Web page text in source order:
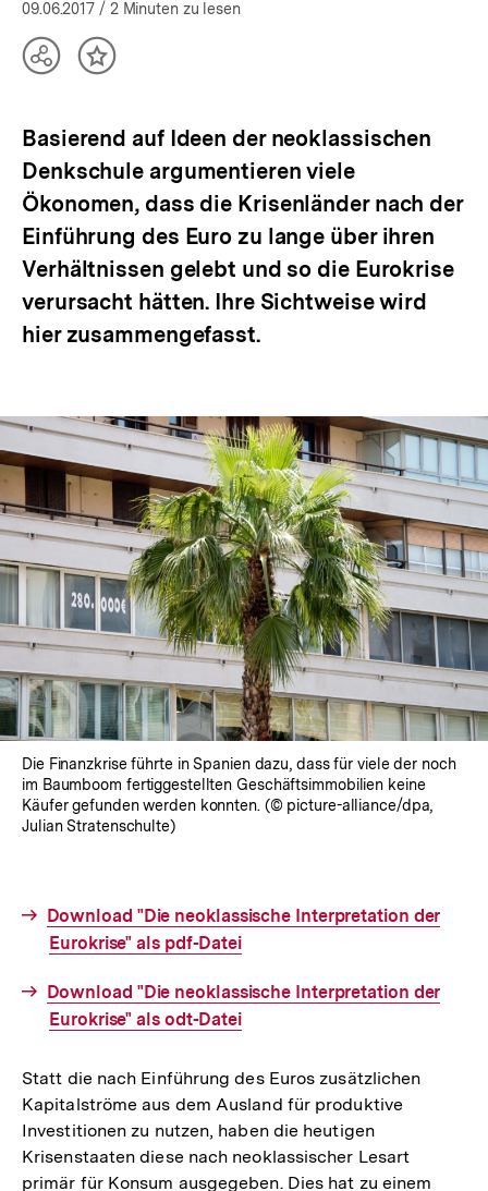
öffnen
09.06.2017 / 2 Minuten zu lesen
TeilenInhalt
Basierend auf Ideen der neoklassischen
Denkschule argumentieren viele
Ökonomen, dass die Krisenländer nach der
Einführung des Euro zu lange über ihren
Verhältnissen gelebt und so die Eurokrise
verursacht hätten. Ihre Sichtweise wird
hier zusammengefasst.
Die Finanzkrise führte in Spanien dazu, dass für viele der noch
im Baumboom fertiggestellten Geschäftsimmobilien keine
Käufer gefunden werden konnten. (© picture-alliance/dpa,
Julian Stratenschulte)
Interner
Link:
Download "Die neoklassische Interpretation der
Eurokrise" als pdf-Datei
Interner
Link:
Download "Die neoklassische Interpretation der
Eurokrise" als odt-Datei
Statt die nach Einführung des Euros zusätzlichen
Kapitalströme aus dem Ausland für produktive
Investitionen zu nutzen, haben die heutigen
Krisenstaaten diese nach neoklassischer Lesart
primär für Konsum ausgegeben. Dies hat zu einem